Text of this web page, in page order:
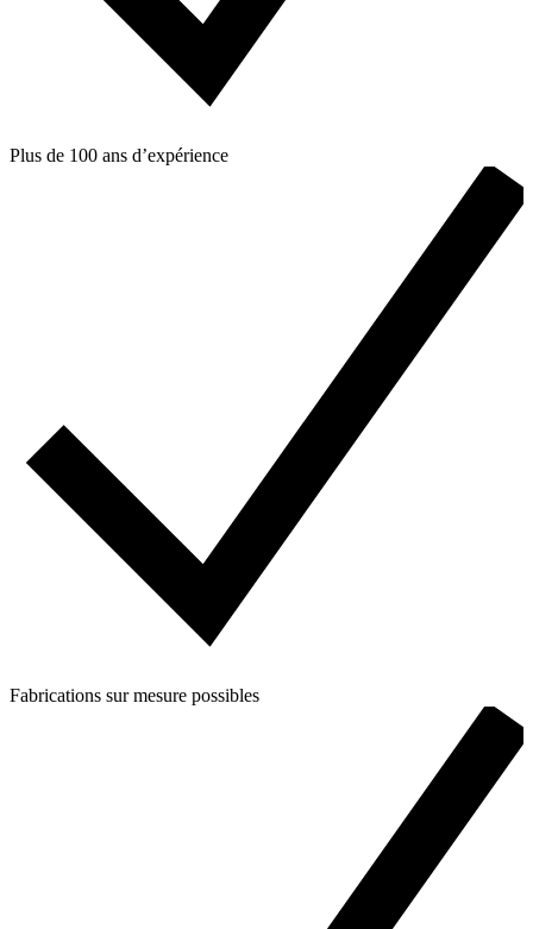
Plus de 100 ans d’expérience
Fabrications sur mesure possibles